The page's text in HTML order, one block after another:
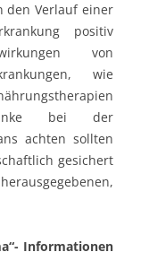
den Verlauf einer
positiv
von
wie
bei der
achten sollten
gesichert
Informationen